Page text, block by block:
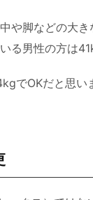
や脚などの大
る男性の方は
でOKだと思い